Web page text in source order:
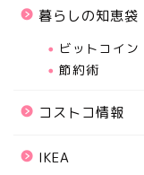
暮らしの知恵袋
ビットコイン
節約術
コストコ情報
IKEA